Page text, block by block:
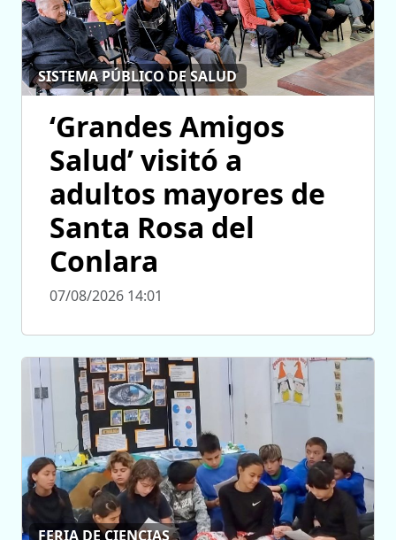
SISTEMA PÚBLICO DE SALUD
‘Grandes Amigos
Salud’ visitó a
adultos mayores de
Santa Rosa del
Conlara
07/08/2026 14:01
FERIA DE CIENCIAS